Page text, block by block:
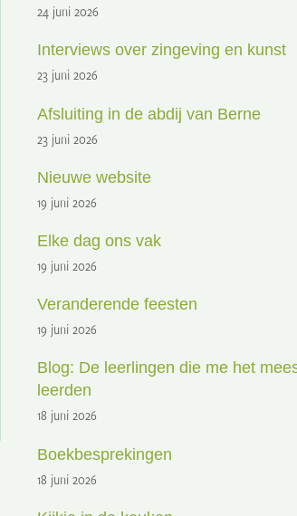
24 juni 2026
Interviews over zingeving en kunst
23 juni 2026
Afsluiting in de abdij van Berne
23 juni 2026
Nieuwe website
19 juni 2026
Elke dag ons vak
19 juni 2026
Veranderende feesten
19 juni 2026
Blog: De leerlingen die me het
leerden
18 juni 2026
Boekbesprekingen
18 juni 2026